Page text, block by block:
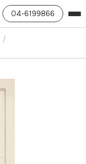
04-6199866